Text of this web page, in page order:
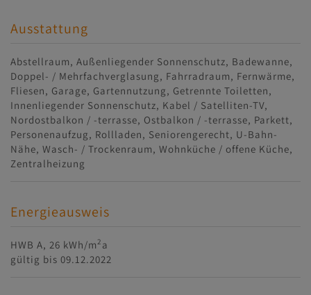
Ausstattung
Abstellraum Außenliegender Sonnenschutz Badewanne
Doppel- / Mehrfachverglasung
Fahrradraum
Fernwärme
Fliesen
Garage Gartennutzung
Getrennte Toiletten
Innenliegender Sonnenschutz Kabel / Satelliten-TV
Nordostbalkon / -terrasse Ostbalkon / -terrasse Parkett
Personenaufzug
Rollladen Seniorengerecht U-Bahn-
Nähe Wasch- / Trockenraum Wohnküche / offene Küche
Zentralheizung
Energieausweis
HWB A, 26 kWh/m2 a
gültig bis 09.12.2022